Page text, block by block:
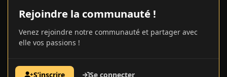
Rejoindre la communauté !
Venez rejoindre notre communauté et partager avec
elle vos passions !
S’inscrire Se connecter